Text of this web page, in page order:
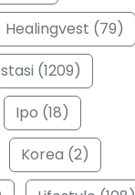
Healingvest (79)
(1209)
Ipo (18)
Korea (2)